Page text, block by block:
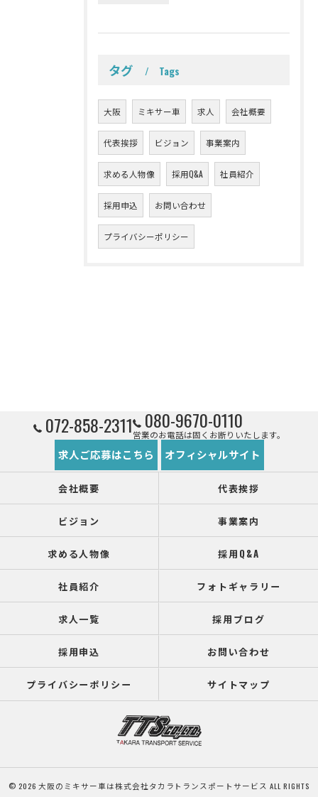
タグ Tags
大阪 ミキサー車 求人 会社概要
代表挨拶 ビジョン 事業案内
求める人物像 採用Q&A 社員紹介
採用申込 お問い合わせ
プライバシーポリシー
072-858-2311 080-9670-0110
営業のお電話は固くお断りいたします。
求人ご応募はこちら オフィシャルサイト
会社概要 代表挨拶
ビジョン 事業案内
求める人物像 採用Q&A
社員紹介 フォトギャラリー
求人一覧 採用ブログ
採用申込 お問い合わせ
プライバシーポリシー サイトマップ
© 2026 大阪のミキサー車は株式会社タカラトランスポートサービス ALL RIGHTS